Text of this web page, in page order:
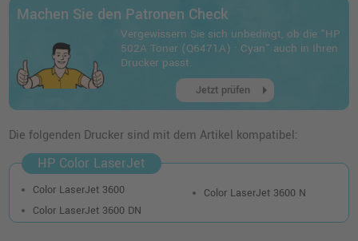
HP 502A Toner (Q6473A) · Magenta
73,74 €
inkl. MwSt. zzgl. Versand
shopping_cart
Kompatibler Toner ersetzt HP 502A
o. MwSt.41,81 €
49,75 €
inkl. MwSt. zzgl. Versand
Kompatibler Toner ersetzt HP 502A
(Q6473A) · Magenta
Machen Sie den Patronen Check
Vergewissern Sie sich unbedingt, ob die "HP
502A Toner (Q6471A) · Cyan" auch in Ihren
Drucker passt.
Jetzt prüfen arrow_right
Die folgenden Drucker sind mit dem Artikel kompatibel:
HP Color LaserJet
Color LaserJet 3600
Color LaserJet 3600 DN
Color LaserJet 3600 N